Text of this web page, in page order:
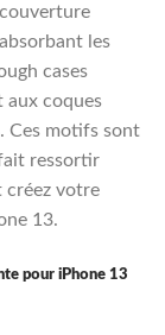
les
cases
coques
Ces motifs sont
ressortir
créez votre
13.
pour iPhone 13